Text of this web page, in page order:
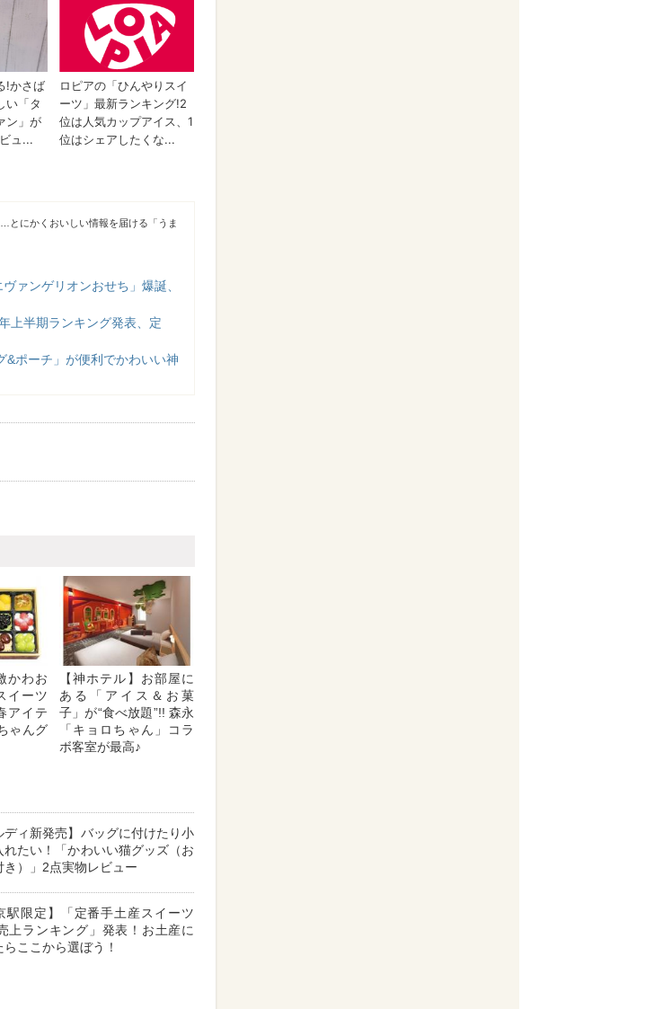
とにかくおいしい情報を届ける「うま
ァンゲリオンおせち」爆誕、
上半期ランキング発表、定
&ポーチ」が便利でかわいい神
かわお
イーツ
アイテ
ゃんグ
【神ホテル】お部屋に
ある「アイス＆お菓
子」が“食べ放題”!! 森永
「キョロちゃん」コラ
ボ客室が最高♪
ディ新発売】バッグに付けたり小
れたい！「かわいい猫グッズ（お
き）」2点実物レビュー
駅限定】「定番手土産スイーツ
上ランキング」発表！お土産に
らここから選ぼう！